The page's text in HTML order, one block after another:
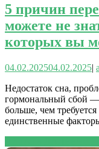
5 причин
можете не
которых вы
04.02.202504.02.2025|
Недостаток сна,
гормональный сбой —
больше, чем
единственные